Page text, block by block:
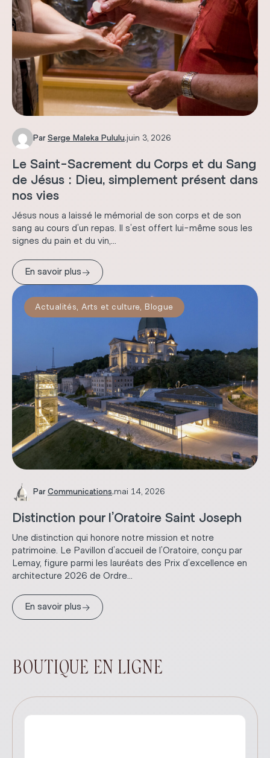
Par Serge Maleka Pululu.juin 3, 2026
Le Saint-Sacrement du Corps et du Sang
de Jésus : Dieu, simplement présent dans
nos vies
Jésus nous a laissé le mémorial de son corps et de son
sang au cours d’un repas. Il s’est offert lui-même sous les
signes du pain et du vin,...
En savoir plus→
Actualités,Arts et culture, Blogue
Par Communications.mai 14, 2026
Distinction pour l’Oratoire Saint Joseph
Une distinction qui honore notre mission et notre
patrimoine. Le Pavillon d’accueil de l’Oratoire, conçu par
Lemay, figure parmi les lauréats des Prix d’excellence en
architecture 2026 de Ordre...
En savoir plus→
BOUTIQUE EN LIGNE